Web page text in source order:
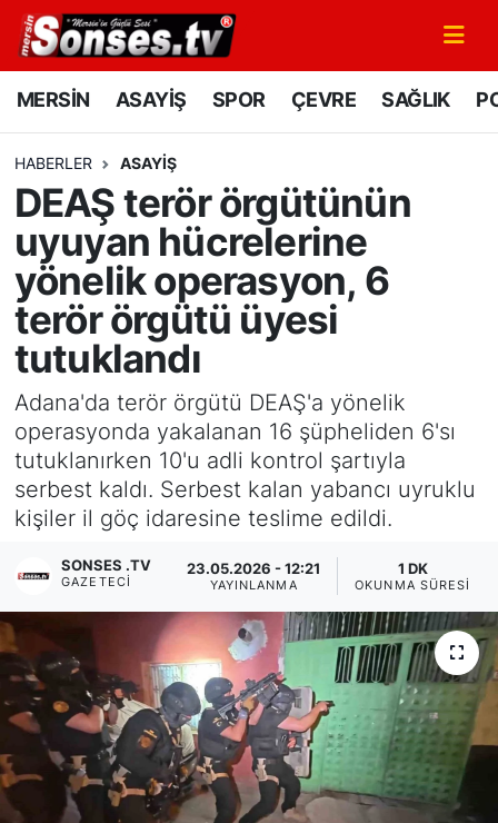
MERSİN ASAYİŞ SPOR ÇEVRE SAĞLIK
HABERLER ASAYİŞ
DEAŞ terör örgütünün
uyuyan hücrelerine
yönelik operasyon, 6
terör örgütü üyesi
tutuklandı
Adana'da terör örgütü DEAŞ'a yönelik
operasyonda yakalanan 16 şüpheliden 6'sı
tutuklanırken 10'u adli kontrol şartıyla
serbest kaldı. Serbest kalan yabancı uyruklu
kişiler il göç idaresine teslime edildi.
SONSES .TV
GAZETECI
23.05.2026 - 12:21
YAYINLANMA
1 DK
OKUNMA SÜRESI
MERSİN
SPOR
GÜNÜN MANŞETİ
DÜNYA
KÜLTÜR - SANAT
MAGAZİN
SAĞLIK
Siyaset
Haberde insan
Tanıtım
Mersin Nöbetçi Eczaneler
Mersin Namaz Vakitleri
Mersin Trafik Yoğunluk Haritası
Süper Lig Puan Durumu ve Fikstür
Tüm Manşetler
Son Dakika Haberleri
Haber Arşivi